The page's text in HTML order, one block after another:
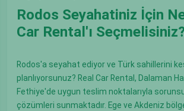
Rodos Seyahatiniz İçin
Car Rental'ı
Rodos'a seyahat ediyor ve Türk sahillerini
planlıyorsunuz? Real Car Rental, Dalaman
Fethiye'de uygun teslim noktalarıyla
çözümleri sunmaktadır. Ege ve Akdeniz